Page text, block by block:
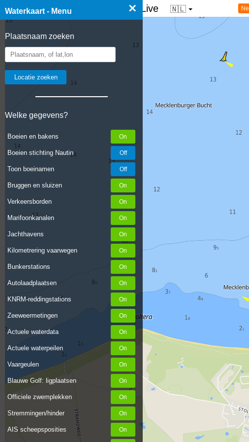
Waterkaart - Menu ×
Plaatsnaam zoeken
Welke gegevens?
Boeien en bakens
Boeien stichting Nautin
Toon boeinamen
Bruggen en sluizen
Verkeersborden
Marifoonkanalen
Jachthavens
Kilometrering vaarwegen
Bunkerstations
Autolaadplaatsen
KNRM-reddingstations
Zeeweermetingen
Actuele waterdata
Actuele waterpeilen
Vaargeulen
Blauwe Golf: ligplaatsen
Officiele zwemplekken
Stremmingen/hinder
AIS scheepsposities
☰ Waterkaart van Nederland - Live 🇳🇱